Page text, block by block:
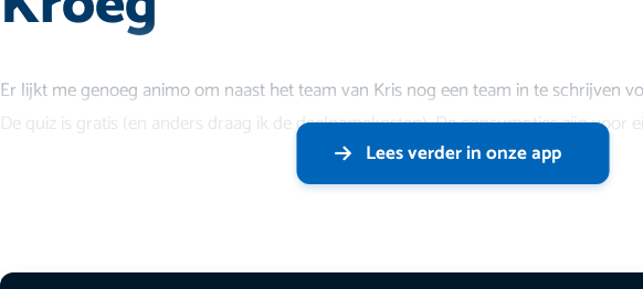
Er lijkt me genoeg animo om naast het team van Kris nog een team in te schrijven
De quiz is gratis (en anders draag ik de deelnamekosten). De consumpties zijn voor
Lees verder in onze app